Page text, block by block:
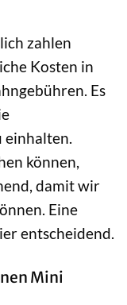
zahlen
Kosten in
Es
können,
damit wir
Eine
entscheidend.
Mini